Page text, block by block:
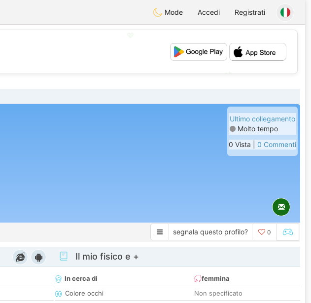
Mode Accedi Registrati
💕
Ultimo collegamento
Molto tempo
0 Vista | 0 Commenti
segnala questo profilo? 0
Il mio fisico e +
In cerca di
femmina
Colore occhi
Non specificato